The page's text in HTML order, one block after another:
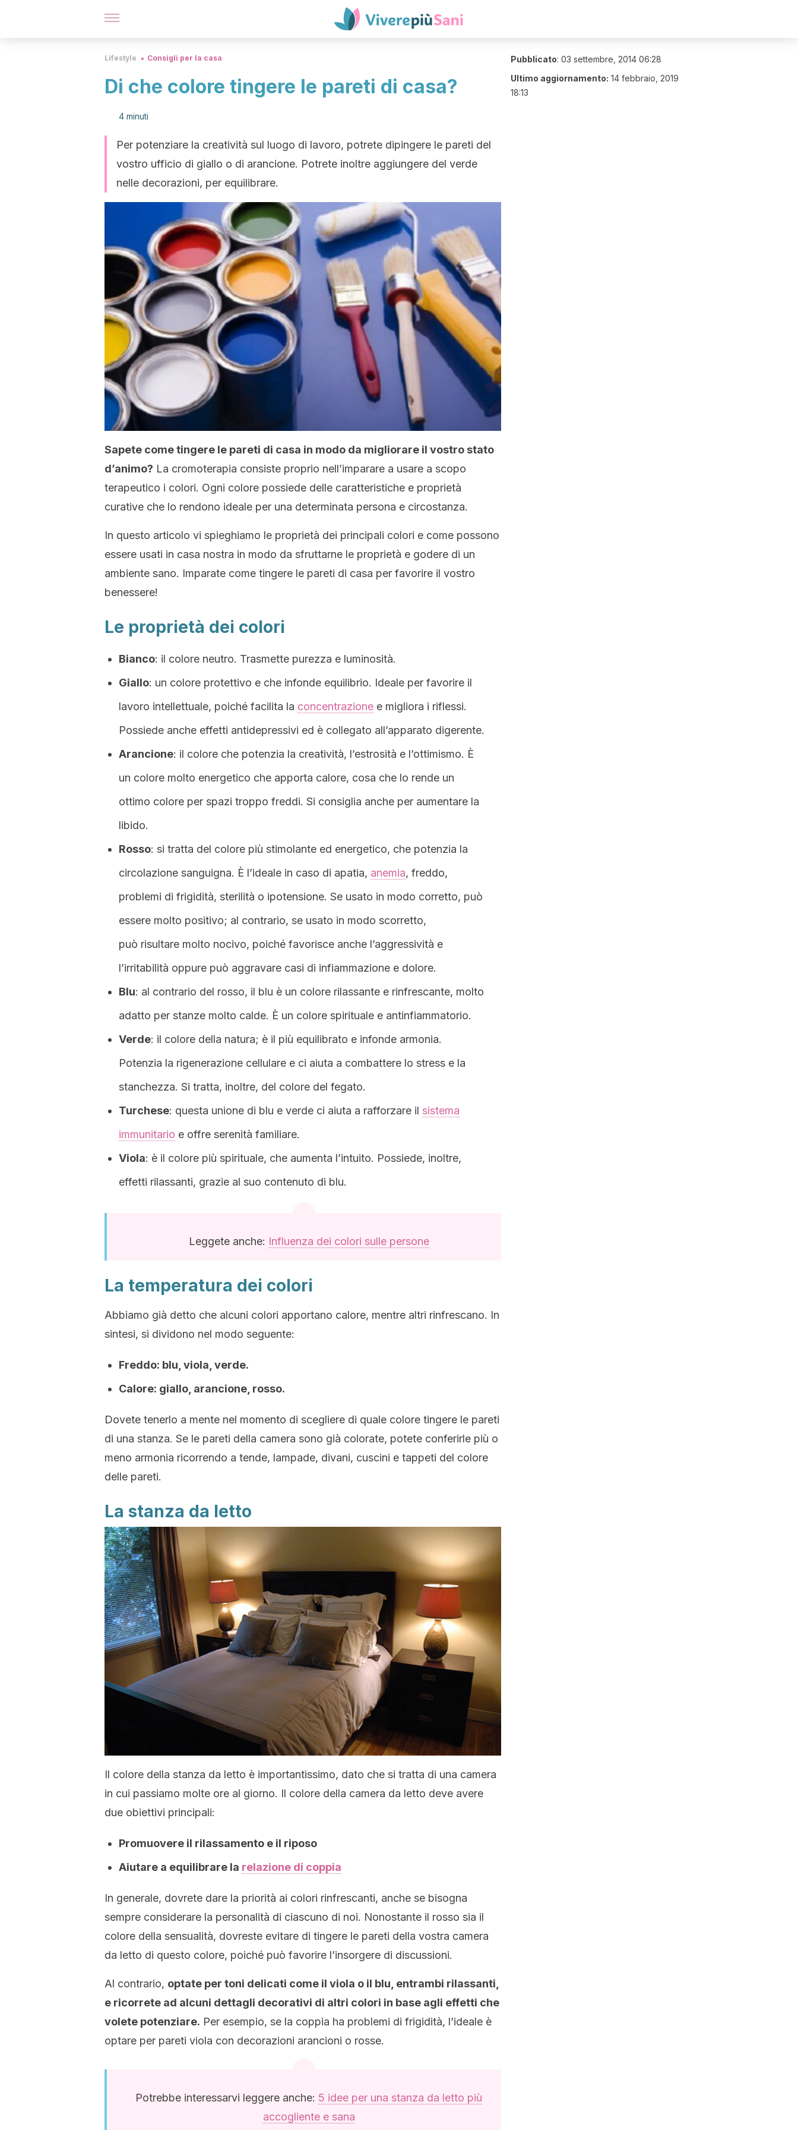
Lifestyle Consigli per la casa
Di che colore tingere le pareti di casa?
4 minuti
Per potenziare la creatività sul luogo di lavoro, potrete dipingere le pareti del
vostro ufficio di giallo o di arancione. Potrete inoltre aggiungere del verde
nelle decorazioni, per equilibrare.
Sapete come tingere le pareti di casa in modo da migliorare il vostro stato
d’animo? La cromoterapia consiste proprio nell’imparare a usare a scopo
terapeutico i colori. Ogni colore possiede delle caratteristiche e proprietà
curative che lo rendono ideale per una determinata persona e circostanza.
In questo articolo vi spieghiamo le proprietà dei principali colori e come possono
essere usati in casa nostra in modo da sfruttarne le proprietà e godere di un
ambiente sano. Imparate come tingere le pareti di casa per favorire il vostro
benessere!
Le proprietà dei colori
Bianco: il colore neutro. Trasmette purezza e luminosità.
Giallo: un colore protettivo e che infonde equilibrio. Ideale per favorire il
lavoro intellettuale, poiché facilita la concentrazione e migliora i riflessi.
Possiede anche effetti antidepressivi ed è collegato all’apparato digerente.
Arancione: il colore che potenzia la creatività, l’estrosità e l’ottimismo. È
un colore molto energetico che apporta calore, cosa che lo rende un
ottimo colore per spazi troppo freddi. Si consiglia anche per aumentare la
libido.
Rosso: si tratta del colore più stimolante ed energetico, che potenzia la
circolazione sanguigna. È l’ideale in caso di apatia, anemia, freddo,
problemi di frigidità, sterilità o ipotensione. Se usato in modo corretto, può
essere molto positivo; al contrario, se usato in modo scorretto,
può risultare molto nocivo, poiché favorisce anche l’aggressività e
l’irritabilità oppure può aggravare casi di infiammazione e dolore.
Blu: al contrario del rosso, il blu è un colore rilassante e rinfrescante, molto
adatto per stanze molto calde. È un colore spirituale e antinfiammatorio.
Verde: il colore della natura; è il più equilibrato e infonde armonia.
Potenzia la rigenerazione cellulare e ci aiuta a combattere lo stress e la
stanchezza. Si tratta, inoltre, del colore del fegato.
Turchese: questa unione di blu e verde ci aiuta a rafforzare il sistema
immunitario e offre serenità familiare.
Viola: è il colore più spirituale, che aumenta l’intuito. Possiede, inoltre,
effetti rilassanti, grazie al suo contenuto di blu.
Leggete anche: Influenza dei colori sulle persone
La temperatura dei colori
Abbiamo già detto che alcuni colori apportano calore, mentre altri rinfrescano. In
sintesi, si dividono nel modo seguente:
Freddo: blu, viola, verde.
Calore: giallo, arancione, rosso.
Dovete tenerlo a mente nel momento di scegliere di quale colore tingere le pareti
di una stanza. Se le pareti della camera sono già colorate, potete conferirle più o
meno armonia ricorrendo a tende, lampade, divani, cuscini e tappeti del colore
delle pareti.
La stanza da letto
Il colore della stanza da letto è importantissimo, dato che si tratta di una camera
in cui passiamo molte ore al giorno. Il colore della camera da letto deve avere
due obiettivi principali:
Promuovere il rilassamento e il riposo
Aiutare a equilibrare la relazione di coppia
In generale, dovrete dare la priorità ai colori rinfrescanti, anche se bisogna
sempre considerare la personalità di ciascuno di noi. Nonostante il rosso sia il
colore della sensualità, dovreste evitare di tingere le pareti della vostra camera
da letto di questo colore, poiché può favorire l’insorgere di discussioni.
Al contrario, optate per toni delicati come il viola o il blu, entrambi rilassanti,
e ricorrete ad alcuni dettagli decorativi di altri colori in base agli effetti che
volete potenziare. Per esempio, se la coppia ha problemi di frigidità, l’ideale è
optare per pareti viola con decorazioni arancioni o rosse.
Potrebbe interessarvi leggere anche: 5 idee per una stanza da letto più
accogliente e sana
Pubblicato: 03 settembre, 2014 06:28
Ultimo aggiornamento: 14 febbraio, 2019
18:13